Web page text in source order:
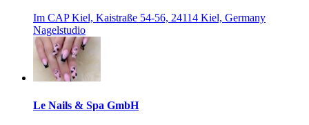
Im CAP Kiel, Kaistraße 54-56, 24114 Kiel, Germany
Nagelstudio
Le Nails & Spa GmbH